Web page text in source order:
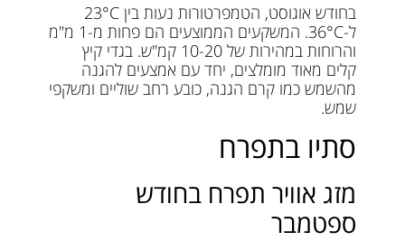
בחודש אוגוסט, הטמפרטורות נעות בין 23°C
ל-36°C. המשקעים הממוצעים הם פחות מ-1 מ"מ
והרוחות במהירות של 10-20 קמ"ש. בגדי קיץ
קלים מאוד מומלצים, יחד עם אמצעים להגנה
מהשמש כמו קרם הגנה, כובע רחב שוליים ומשקפי
שמש.
סתיו בתפרח
מזג אוויר תפרח בחודש
ספטמבר